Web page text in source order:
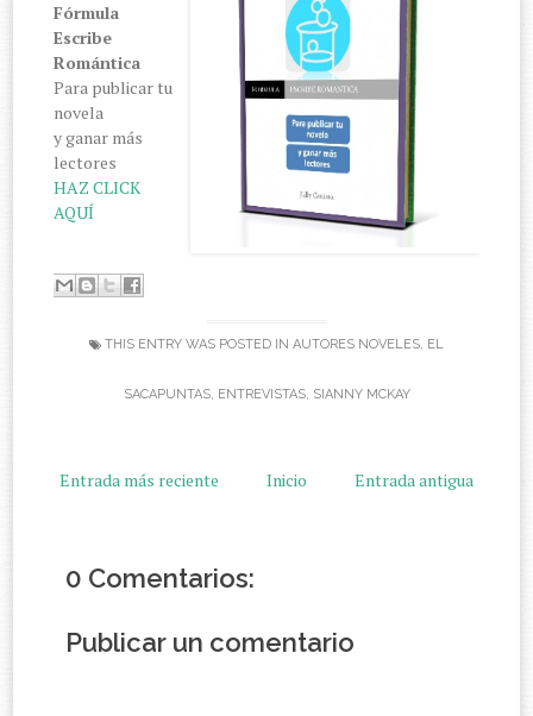
Fórmula
Escribe
Romántica
Para publicar tu
novela
y ganar más
lectores
HAZ CLICK
AQUÍ
THIS ENTRY WAS POSTED IN AUTORES NOVELES, EL
SACAPUNTAS, ENTREVISTAS, SIANNY MCKAY
Entrada más reciente Entrada antigua
Inicio
0 Comentarios:
Publicar un comentario